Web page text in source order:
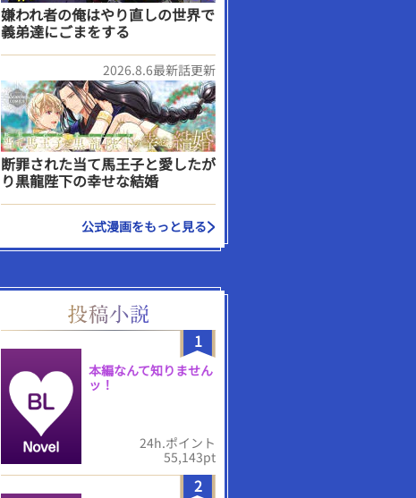
嫌われ者の俺はやり直しの世界で
義弟達にごまをする
2026.8.6最新話更新
断罪された当て馬王子と愛したが
り黒龍陛下の幸せな結婚
公式漫画をもっと見る
1
本編なんて知りません
ッ！
24h.ポイント
55,143pt
2